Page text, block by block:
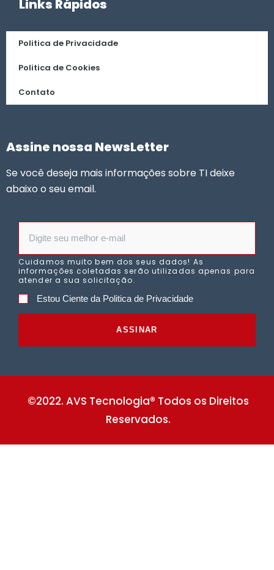
Links Rápidos
Politica de Privacidade
Politica de Cookies
Contato
Assine nossa NewsLetter
Se você deseja mais informações sobre TI deixe
abaixo o seu email.
Cuidamos muito bem dos seus dados! As
informações coletadas serão utilizadas apenas para
atender a sua solicitação.
Estou Ciente da Politica de Privacidade
ASSINAR
©2022. AVS Tecnologia® Todos os Direitos
Reservados.